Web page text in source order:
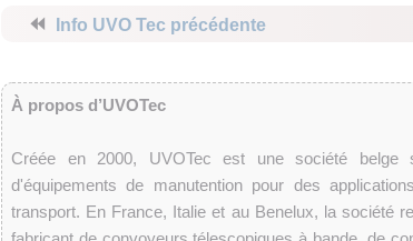
⏪ Info UVO Tec précédente
À propos d’UVOTec
Créée en 2000, UVOTec est une société
d'équipements de manutention pour des
transport. En France, Italie et au Benelux, la société